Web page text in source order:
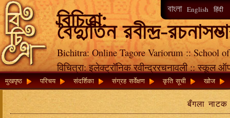
বাংলা English हिंदी
বিচিত্রা:
বৈদ্যুতিন রবীন্দ্র-
Bichitra: Online Tagore Variorum :: School
विचित्रा: इलेक्ट्रॉनिक रवीन्द्ररचनावली ::
मुखपृष्ठ
परिचय संदर्शिका संग्रह सर्वेक्षण कृति सूची खोज
बँगला